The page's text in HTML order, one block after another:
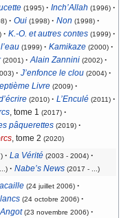
(1995) · Inch’Allah (1996) ·
· Oui (1998) · Non (1998) ·
· K.-O. et autres contes (1999) ·
(1999) · Kamikaze (2000) ·
(2001) · Alain Zannini (2002) ·
· J’enfonce le clou (2004) ·
Livre (2009) ·
(2010) · L’Enculé (2011) ·
, tome 1 (2017) ·
pâquerettes (2019) ·
, tome 2 (2020)
· La Vérité (2003 - 2004) ·
· Nabe’s News (2017 - ...)
(24 juillet 2006) ·
(24 octobre 2006) ·
(23 novembre 2006) ·